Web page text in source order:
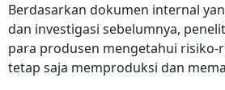
Berdasarkan dokumen internal
dan investigasi sebelumnya,
para produsen mengetahui
tetap saja memproduksi dan